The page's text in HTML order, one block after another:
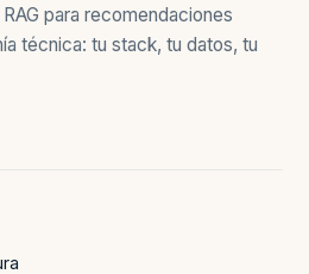
para recomendaciones
técnica: tu stack, tu datos, tu